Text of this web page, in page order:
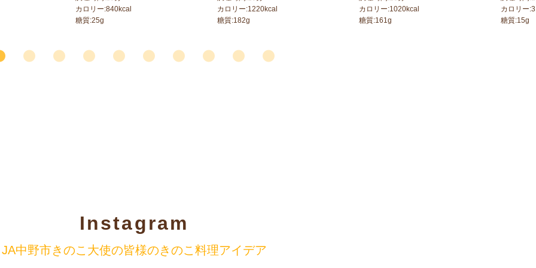
カロリー:840kcal
糖質:25g
カロリー:1220kcal
糖質:182g
カロリー:1020kcal
糖質:161g
カロリー:
糖質:15g
Instagram
JA中野市きのこ大使の皆様のきのこ料理アイデア